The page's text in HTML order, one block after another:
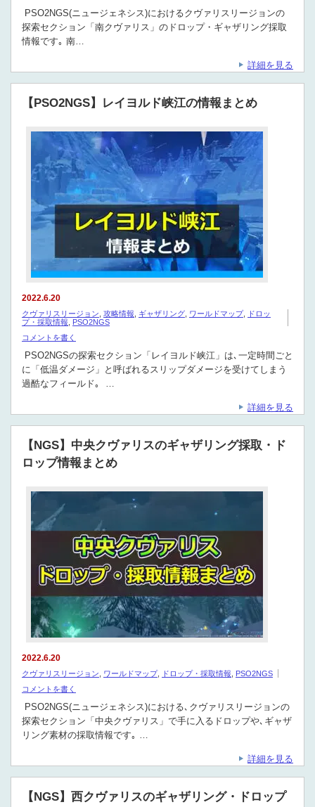
PSO2NGS(ニュージェネシス)におけるクヴァリスリージョンの
探索セクション「南クヴァリス」のドロップ・ギャザリング採取
情報です｡ 南…
詳細を見る
【PSO2NGS】レイヨルド峡江の情報まとめ
2022.6.20
クヴァリスリージョン 攻略情報 ギャザリング ワールドマップ,
ドロッ
プ・採取情報
PSO2NGS
コメントを書く
PSO2NGSの探索セクション「レイヨルド峡江」は､一定時間ごと
に「低温ダメージ」と呼ばれるスリップダメージを受けてしまう
過酷なフィールド｡ …
詳細を見る
【NGS】中央クヴァリスのギャザリング採取・ド
ロップ情報まとめ
2022.6.20
クヴァリスリージョン ワールドマップ, ドロップ・採取情報
PSO2NGS
コメントを書く
PSO2NGS(ニュージェネシス)における､クヴァリスリージョンの
探索セクション「中央クヴァリス」で手に入るドロップや､ギャザ
リング素材の採取情報です｡ …
詳細を見る
【NGS】西クヴァリスのギャザリング・ドロップ